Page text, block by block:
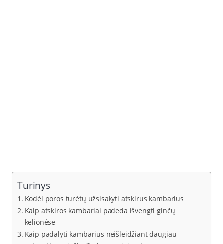
Turinys
Kodėl poros turėtų užsisakyti atskirus kambarius
Kaip atskiros kambariai padeda išvengti ginčų
kelionėse
Kaip padalyti kambarius neišleidžiant daugiau